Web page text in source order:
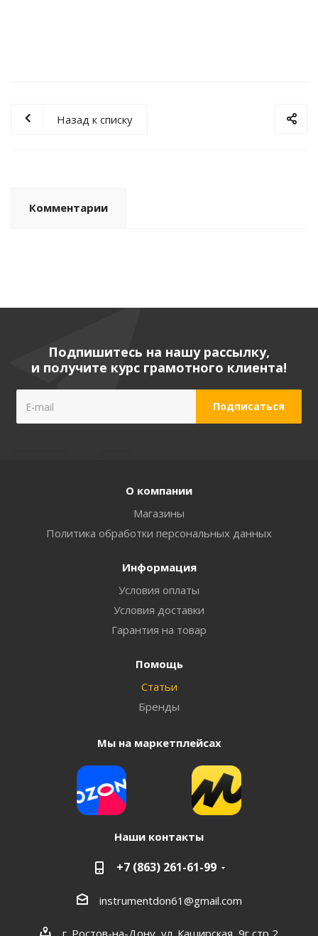
Назад к списку
Комментарии
Подпишитесь на нашу рассылку,
и получите курс грамотного клиента!
О компании
Магазины
Политика обработки персональных данных
Информация
Условия оплаты
Условия доставки
Гарантия на товар
Помощь
Статьи
Бренды
Мы на маркетплейсах
Наши контакты
+7 (863) 261-61-99
instrumentdon61@gmail.com